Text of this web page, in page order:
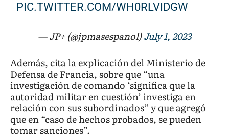
PIC.TWITTER.COM/WH0RLVIDGW
— JP+ (@jpmasespanol)July 1, 2023
Además, cita la explicación del Ministerio de
Defensa de Francia, sobre que “una
investigación de comando ‘significa que la
autoridad militar en cuestión’ investiga en
relación con sus subordinados” y que agregó
que en “caso de hechos probados, se pueden
tomar sanciones”.